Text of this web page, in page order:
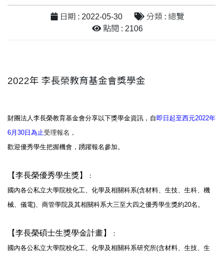
日期 : 2022-05-30
分類 : 總覽
點閱 : 2106
2022年 李長榮教育基金會獎學金
財團法人李長榮教育基金會分享以下獎學金資訊，自即日起至西元2022年
6月30日為止受理報名，
歡迎優秀學生把握機會， 踴躍報名參加。
【李長榮優秀學生獎】
：
國內各公私立大學院校化工、化學及相關科系(含材料、生技、 生科、機
械、儀電) 商管學院及其相關科系大三至大四之優秀學生獎約20名。
【李長榮碩士生獎學金計畫】
：
國內各公私立大學院校化工、化學及相關科系研究所(含材料、 生技、生